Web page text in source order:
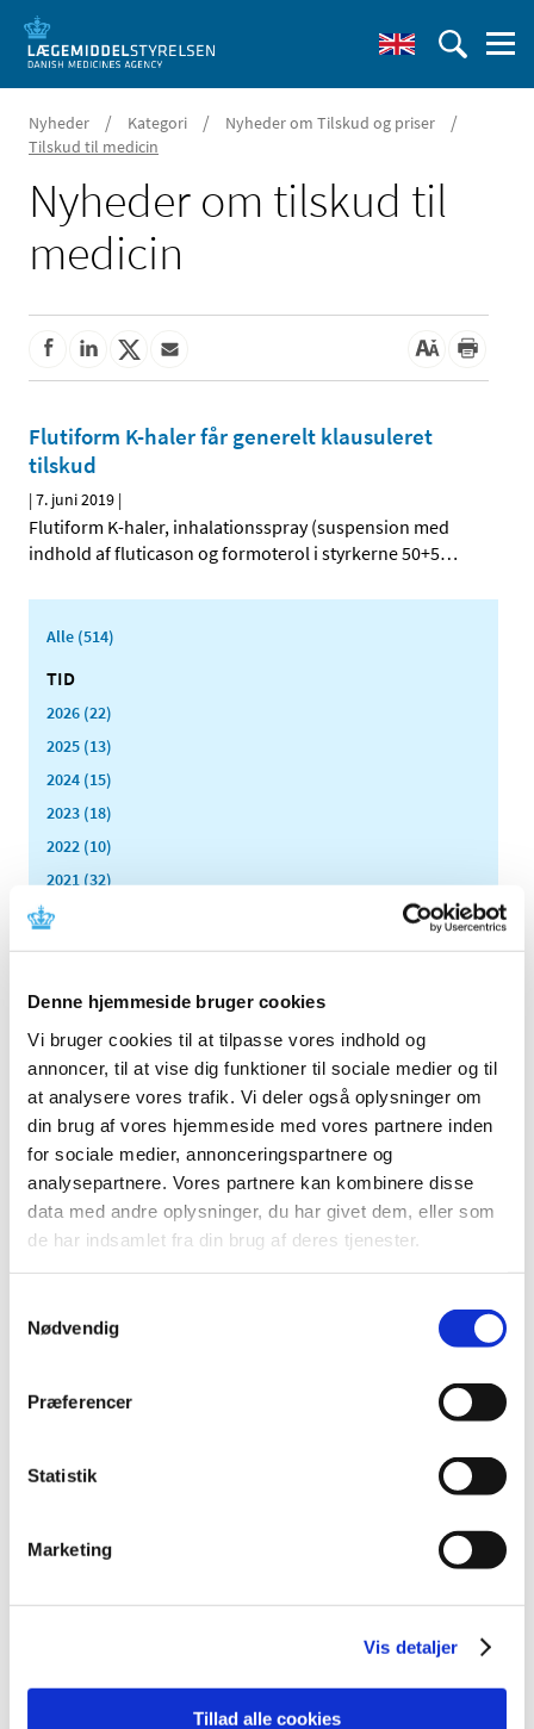
Denne hjemmeside bruger cookies
Vi bruger cookies til at tilpasse vores indhold og
annoncer, til at vise dig funktioner til sociale medier og til
at analysere vores trafik. Vi deler også oplysninger om
din brug af vores hjemmeside med vores partnere inden
for sociale medier, annonceringspartnere og
analysepartnere. Vores partnere kan kombinere disse
data med andre oplysninger, du har givet dem, eller som
de har indsamlet fra din brug af deres tjenester.
Nødvendig
Præferencer
Statistik
Marketing
Vis detaljer
Tillad alle cookies
Nyheder / Kategori / Nyheder om Tilskud og priser /
Tilskud til medicin
Nyheder om tilskud til
medicin
Flutiform K-haler får generelt klausuleret
tilskud
|7. juni 2019 |
Flutiform K-haler, inhalationsspray (suspension med
indhold af fluticason og formoterol i styrkerne 50+5…
Alle (514)
TID
2026 (22)
2025 (13)
2024 (15)
2023 (18)
2022 (10)
2021 (32)
2020 (13)
2019 (41)
november (5)
oktober (7)
september (2)
august (3)
juli (2)
juni (1)
maj (1)
april (2)
januar (2)
2014 (44)
2012 (44)
2008 (8)